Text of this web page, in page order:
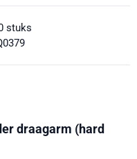
stuks
draagarm (hard